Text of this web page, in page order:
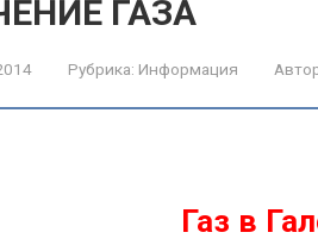
ГАЗА
Рубрика: Информация
Газ в